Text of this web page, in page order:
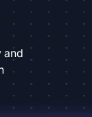
and